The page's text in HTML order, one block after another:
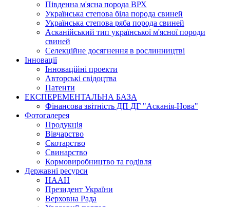
Південна м'ясна порода ВРХ
Українська степова біла порода свиней
Українська степова ряба порода свиней
Асканійський тип української м'ясної породи
свиней
Селекційне досягнення в рослинництві
Інновації
Інноваційні проекти
Авторські свідоцтва
Патенти
ЕКСПЕРЕМЕНТАЛЬНА БАЗА
Фінансова звітність ДП ДГ "Асканія-Нова"
Фотогалерея
Продукція
Вівчарство
Скотарство
Свинарство
Кормовиробництво та годівля
Державні ресурси
НААН
Президент України
Верховна Рада